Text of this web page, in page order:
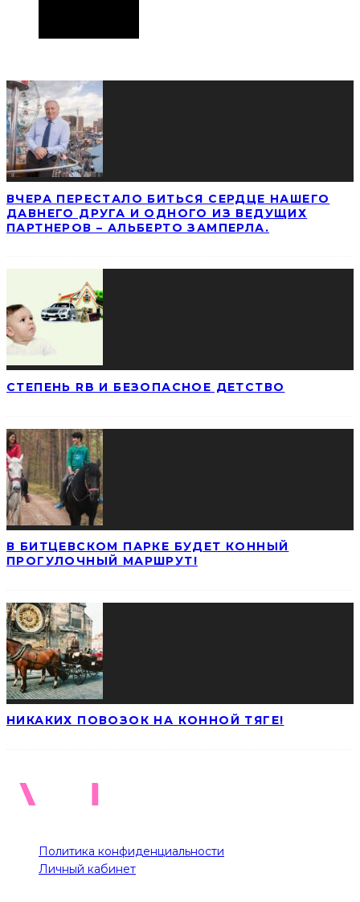
ВЧЕРА ПЕРЕСТАЛО БИТЬСЯ СЕРДЦЕ НАШЕГО
ДАВНЕГО ДРУГА И ОДНОГО ИЗ ВЕДУЩИХ
ПАРТНЕРОВ – АЛЬБЕРТО ЗАМПЕРЛА.
СТЕПЕНЬ RB И БЕЗОПАСНОЕ ДЕТСТВО
В БИТЦЕВСКОМ ПАРКЕ БУДЕТ КОННЫЙ
ПРОГУЛОЧНЫЙ МАРШРУТ!
НИКАКИХ ПОВОЗОК НА КОННОЙ ТЯГЕ!
Политика конфиденциальности
Личный кабинет